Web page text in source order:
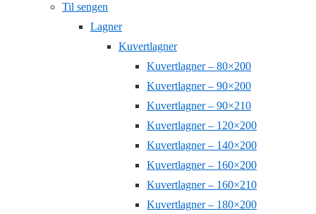
Til sengen
Lagner
Kuvertlagner
Kuvertlagner – 80×200
Kuvertlagner – 90×200
Kuvertlagner – 90×210
Kuvertlagner – 120×200
Kuvertlagner – 140×200
Kuvertlagner – 160×200
Kuvertlagner – 160×210
Kuvertlagner – 180×200